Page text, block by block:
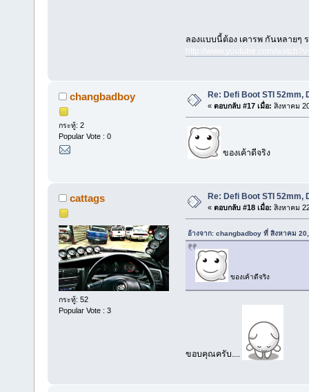
ลองแบบนี้ต้อง เคารพ กันหลายๆ
http://www.youtube.com/
changbadboy
กระทู้: 2
Popular Vote : 0
Re: Defi Boot STI
« ตอบกลับ #17 เมื่อ: สิงหาคม
ของเค้าดีจริง
cattags
กระทู้: 52
Popular Vote : 3
Re: Defi Boot STI
« ตอบกลับ #18 เมื่อ: สิงหาคม
อ้างจาก: changbadboy ที่ สิงหาคม
ของเค้าดีจริง
ขอบคุณครับ....